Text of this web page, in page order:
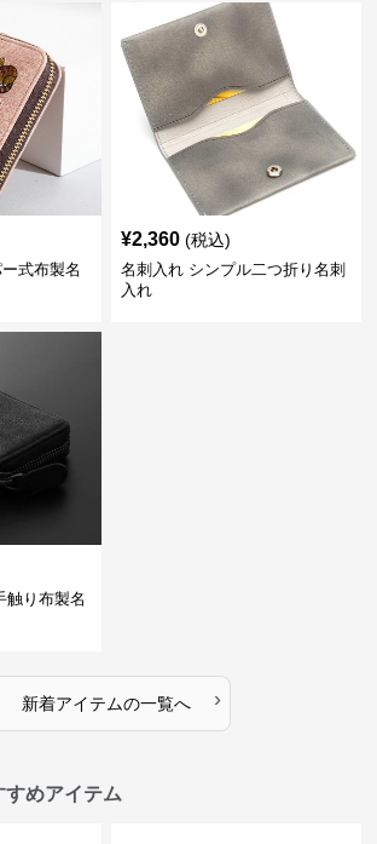
式布製名
¥2,360 (税込)
名刺入れ シンプル二つ折り名刺
入れ
触り布製名
新着アイテムの一覧へ ›
めアイテム